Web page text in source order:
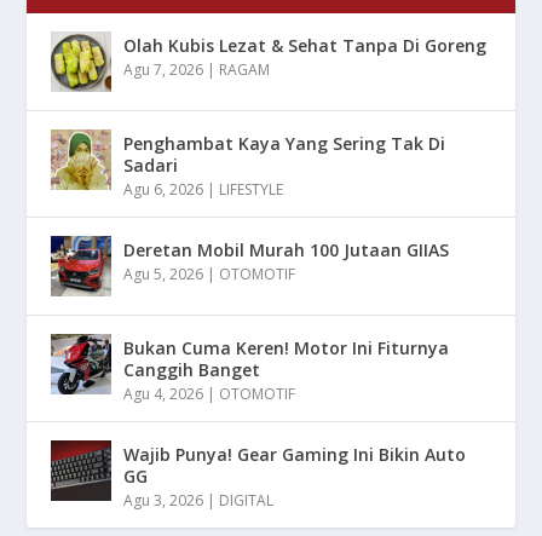
Olah Kubis Lezat & Sehat Tanpa Di Goreng
Agu 7, 2026 | RAGAM
Penghambat Kaya Yang Sering Tak Di
Sadari
Agu 6, 2026 | LIFESTYLE
Deretan Mobil Murah 100 Jutaan GIIAS
Agu 5, 2026 | OTOMOTIF
Bukan Cuma Keren! Motor Ini Fiturnya
Canggih Banget
Agu 4, 2026 | OTOMOTIF
Wajib Punya! Gear Gaming Ini Bikin Auto
GG
Agu 3, 2026 | DIGITAL